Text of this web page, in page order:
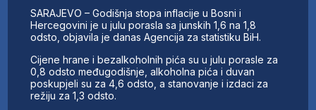
FINANSIJE
IZ STRANIH MEDIJA
AKTIVNOSTI
SWOT INTERVJU
UČLANI SE
KONTAKT
SARAJEVO – Godišnja stopa inflacije u Bosni i
Hercegovini je u julu porasla sa junskih 1,6 na 1,8
odsto, objavila je danas Agencija za statistiku BiH.
Cijene hrane i bezalkoholnih pića su u julu porasle za
0,8 odsto međugodišnje, alkoholna pića i duvan
poskupjeli su za 4,6 odsto, a stanovanje i izdaci za
režiju za 1,3 odsto.